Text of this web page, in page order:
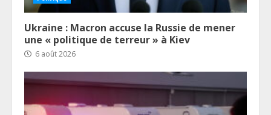
Ukraine : Macron accuse la Russie de mener
une « politique de terreur » à Kiev
6 août 2026